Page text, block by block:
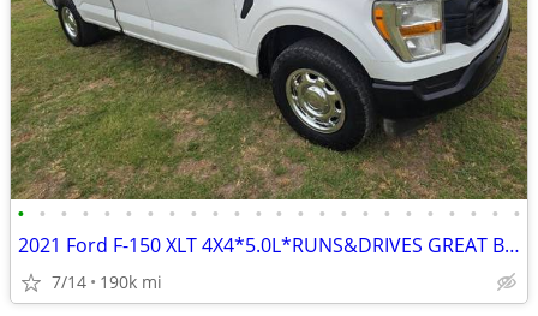
• • • • • • • • • • • • • • • • • • • • • • • •
2021 Ford F-150 XLT 4X4*5.0L*RUNS&DRIVES GREAT BED-LINER
7/14 190k mi